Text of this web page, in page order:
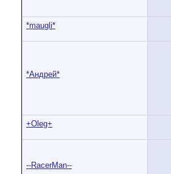
*maugli*
*Андрей*
+Oleg+
--RacerMan--